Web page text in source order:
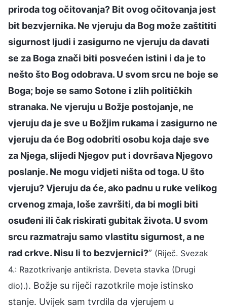
priroda tog očitovanja? Bit ovog očitovanja jest
bit bezvjernika. Ne vjeruju da Bog može zaštititi
sigurnost ljudi i zasigurno ne vjeruju da davati
se za Boga znači biti posvećen istini i da je to
nešto što Bog odobrava. U svom srcu ne boje se
Boga; boje se samo Sotone i zlih političkih
stranaka. Ne vjeruju u Božje postojanje, ne
vjeruju da je sve u Božjim rukama i zasigurno ne
vjeruju da će Bog odobriti osobu koja daje sve
za Njega, slijedi Njegov put i dovršava Njegovo
poslanje. Ne mogu vidjeti ništa od toga. U što
vjeruju? Vjeruju da će, ako padnu u ruke velikog
crvenog zmaja, loše završiti, da bi mogli biti
osuđeni ili čak riskirati gubitak života. U svom
srcu razmatraju samo vlastitu sigurnost, a ne
rad crkve. Nisu li to bezvjernici?” (Riječ. Svezak
4.: Razotkrivanje antikrista. Deveta stavka (Drugi
dio).). Božje su riječi razotkrile moje istinsko
stanje. Uvijek sam tvrdila da vjerujem u